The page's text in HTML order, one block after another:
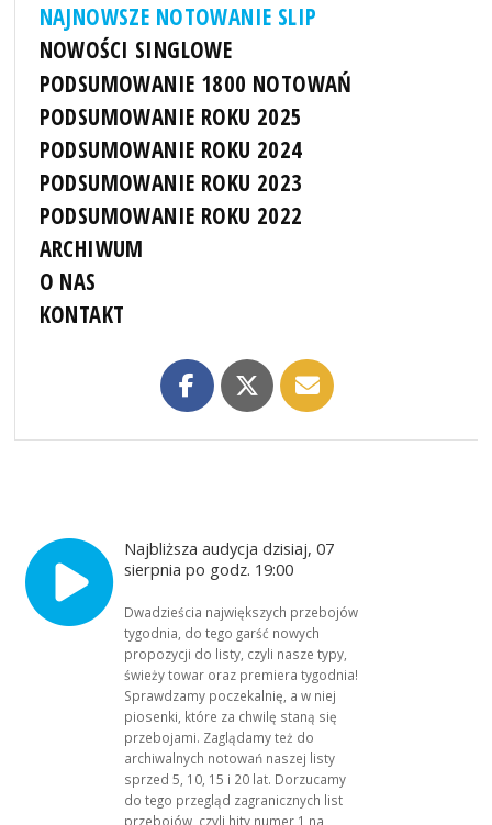
NAJNOWSZE NOTOWANIE SLIP
NOWOŚCI SINGLOWE
PODSUMOWANIE 1800 NOTOWAŃ
PODSUMOWANIE ROKU 2025
PODSUMOWANIE ROKU 2024
PODSUMOWANIE ROKU 2023
PODSUMOWANIE ROKU 2022
ARCHIWUM
O NAS
KONTAKT
Najbliższa audycja dzisiaj, 07
sierpnia po godz. 19:00
Dwadzieścia największych przebojów
tygodnia, do tego garść nowych
propozycji do listy, czyli nasze typy,
świeży towar oraz premiera tygodnia!
Sprawdzamy poczekalnię, a w niej
piosenki, które za chwilę staną się
przebojami. Zaglądamy też do
archiwalnych notowań naszej listy
sprzed 5, 10, 15 i 20 lat. Dorzucamy
do tego przegląd zagranicznych list
przebojów, czyli hity numer 1 na